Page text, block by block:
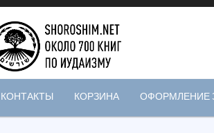
КОНТАКТЫ КОРЗИНА ОФОРМЛЕНИЕ